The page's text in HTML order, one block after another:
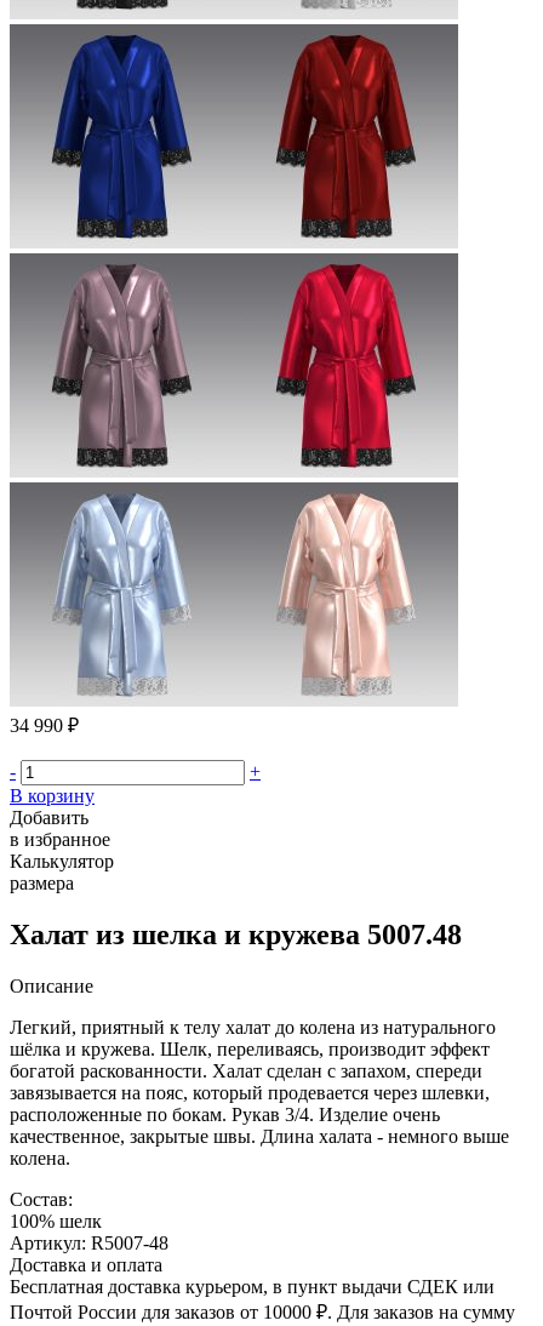
34 990 ₽
-
+
В корзину
Добавить
в избранное
Калькулятор
размера
Халат из шелка и кружева 5007.48
Описание
Легкий, приятный к телу халат до колена из натурального
шёлка и кружева. Шелк, переливаясь, производит эффект
богатой раскованности. Халат сделан с запахом, спереди
завязывается на пояс, который продевается через шлевки,
расположенные по бокам. Рукав 3/4. Изделие очень
качественное, закрытые швы. Длина халата - немного выше
колена.
Состав:
100% шелк
Артикул: R5007-48
Доставка и оплата
Бесплатная доставка курьером, в пункт выдачи СДЕК или
Почтой России для заказов от 10000 ₽. Для заказов на сумму